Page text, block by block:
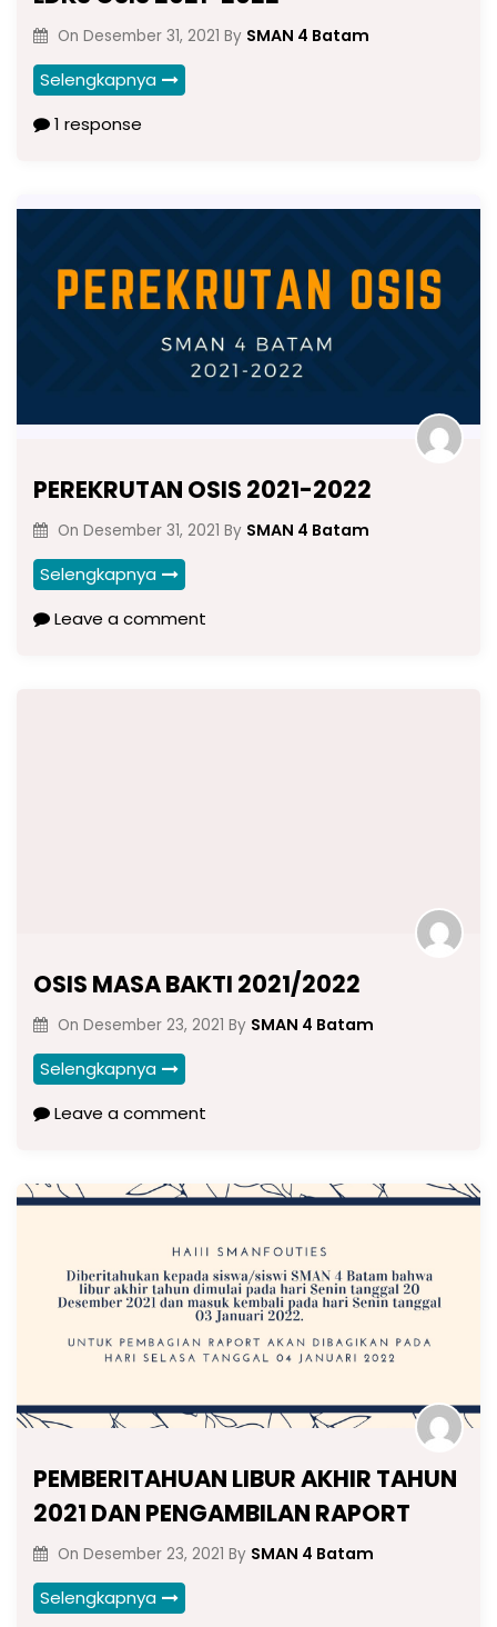
On Desember 31, 2021 By SMAN 4 Batam
Selengkapnya
1 response
PEREKRUTAN OSIS 2021-2022
On Desember 31, 2021 By SMAN 4 Batam
Selengkapnya
Leave a comment
OSIS MASA BAKTI 2021/2022
On Desember 23, 2021 By SMAN 4 Batam
Selengkapnya
Leave a comment
PEMBERITAHUAN LIBUR AKHIR TAHUN
2021 DAN PENGAMBILAN RAPORT
On Desember 23, 2021 By SMAN 4 Batam
Selengkapnya